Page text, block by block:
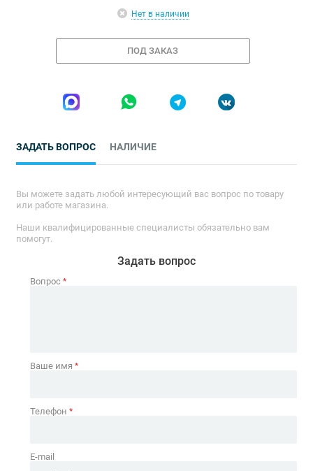
Нет в наличии
ПОД ЗАКАЗ
ЗАДАТЬ ВОПРОС НАЛИЧИЕ
Вы можете задать любой интересующий вас вопрос по товару
или работе магазина.
Наши квалифицированные специалисты обязательно вам
помогут.
Задать вопрос
Вопрос *
Ваше имя *
Телефон *
E-mail